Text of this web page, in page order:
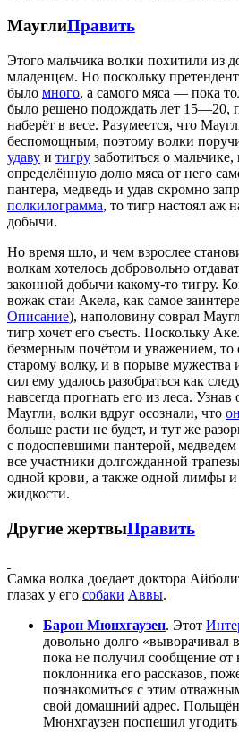
МауглиПравить
Этого мальчика волки похитили из
младенцем. Но поскольку
было много, а самого мяса — пока
было решено подождать лет 15—20,
наберёт в весе. Разумеется, что
беспомощным, поэтому волки
удаву и тигру заботиться о
определённую долю мяса от него
пантера, медведь и удав скромно
полкилограмма, то тигр настоял аж
добычи.
Но время шло, и чем взрослее
волкам хотелось добровольно
законной добычи какому-то тигру.
вожак стаи Акела, как самое
Описание), наполовину соврал
тигр хочет его съесть. Поскольку
безмерным почётом и уважением, то
старому волку, и в порыве мужества
сил ему удалось разобраться как
навсегда прогнать его из леса.
Маугли, волки вдруг осознали, что
больше расти не будет, и тут же
с подоспевшими пантерой, медведем
все участники долгожданной
одной крови, а также одной лимфы и
жидкости.
Другие жертвыПравить
Самка волка доедает доктора
глазах у его собаки Аввы.
Барон Мюнхгаузен. Этот
довольно долго «выворачивал
пока не получил сообщение от
поклонника его рассказов,
познакомиться с этим
свой домашний адрес.
Мюнхгаузен поспешил